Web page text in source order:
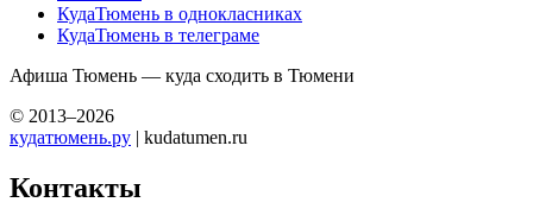
КудаТюмень в однокласниках
КудаТюмень в телеграме
Афиша Тюмень — куда сходить в Тюмени
© 2013–2026
кудатюмень.ру | kudatumen.ru
Контакты